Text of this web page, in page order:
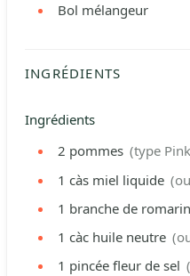
Bol mélangeur
INGRÉDIENTS
Ingrédients
2 pommes (type
1 càs miel liquide
1 branche de
1 càc huile neutre
1 pincée fleur de sel